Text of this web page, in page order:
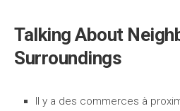
Talking About
Surroundings
Il y a des commerces à